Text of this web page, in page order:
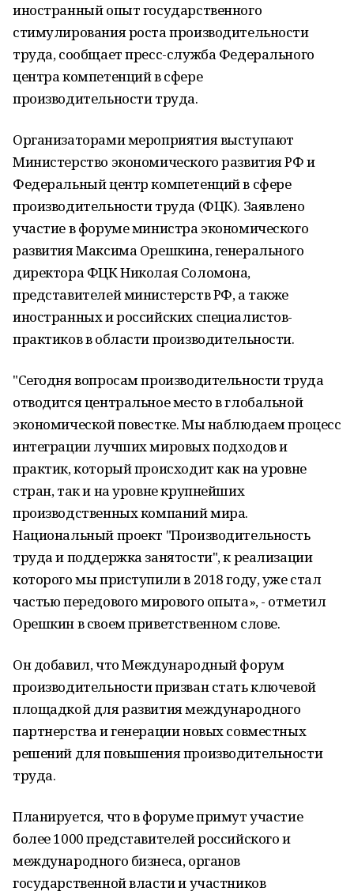
иностранный опыт государственного
стимулирования роста производительности
труда, сообщает пресс-служба Федерального
центра компетенций в сфере
производительности труда.
Организаторами мероприятия выступают
Министерство экономического развития РФ и
Федеральный центр компетенций в сфере
производительности труда (ФЦК). Заявлено
участие в форуме министра экономического
развития Максима Орешкина, генерального
директора ФЦК Николая Соломона,
представителей министерств РФ, а также
иностранных и российских специалистов-
практиков в области производительности.
"Сегодня вопросам производительности труда
отводится центральное место в глобальной
экономической повестке. Мы наблюдаем процесс
интеграции лучших мировых подходов и
практик, который происходит как на уровне
стран, так и на уровне крупнейших
производственных компаний мира.
Национальный проект "Производительность
труда и поддержка занятости", к реализации
которого мы приступили в 2018 году, уже стал
частью передового мирового опыта», - отметил
Орешкин в своем приветственном слове.
Он добавил, что Международный форум
производительности призван стать ключевой
площадкой для развития международного
партнерства и генерации новых совместных
решений для повышения производительности
труда.
Планируется, что в форуме примут участие
более 1000 представителей российского и
международного бизнеса, органов
государственной власти и участников